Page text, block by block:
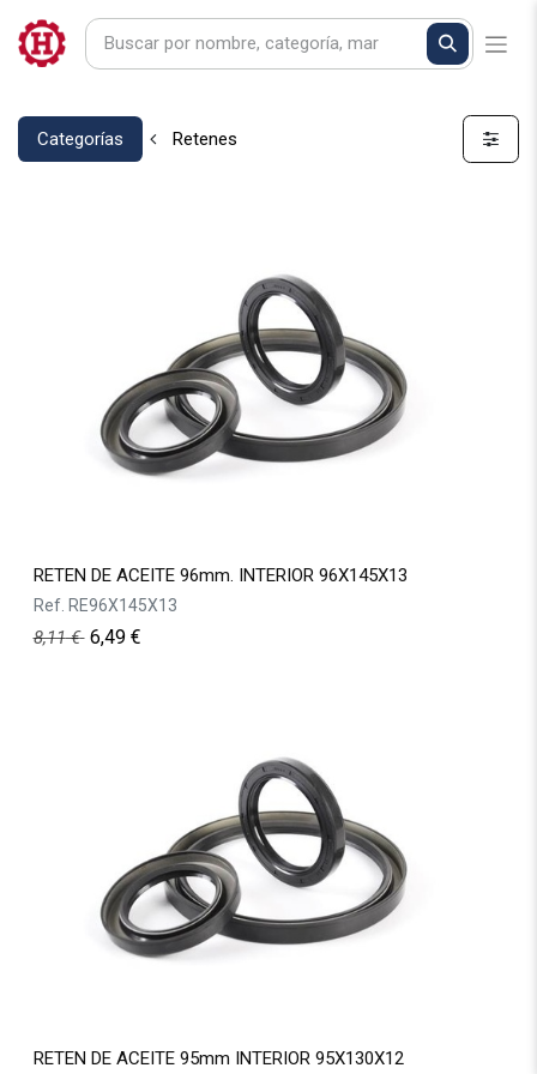
Categorías Retenes
RETEN DE ACEITE 96mm. INTERIOR 96X145X13
Ref. RE96X145X13
8,11€ 6,49€
RETEN DE ACEITE 95mm INTERIOR 95X130X12